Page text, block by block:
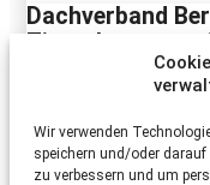
Wir verwenden
speichern und/oder
zu verbessern und um
Dachverband
Bern